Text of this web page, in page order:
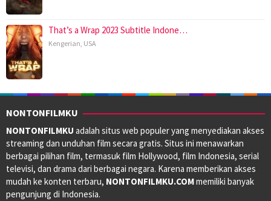
That’s a Wrap 2023 Subtitle Indone…
Kengerian, USA
NONTONFILMKU
NONTONFILMKU adalah situs web populer yang menyediakan akses
streaming dan unduhan film secara gratis. Situs ini menawarkan
berbagai pilihan film, termasuk film Hollywood, film Indonesia, serial
televisi, dan drama dari berbagai negara. Karena memberikan akses
mudah ke konten terbaru, NONTONFILMKU.COMmemiliki banyak
pengunjung di Indonesia.